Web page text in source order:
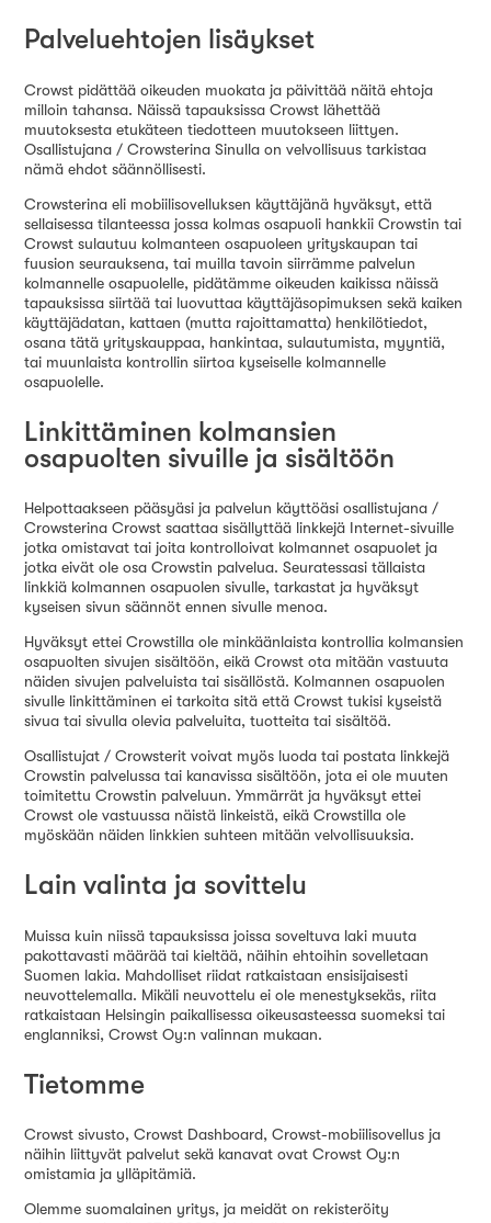
Palveluehtojen lisäykset
Crowst pidättää oikeuden muokata ja päivittää näitä ehtoja
milloin tahansa. Näissä tapauksissa Crowst lähettää
muutoksesta etukäteen tiedotteen muutokseen liittyen.
Osallistujana / Crowsterina Sinulla on velvollisuus tarkistaa
nämä ehdot säännöllisesti.
Crowsterina eli mobiilisovelluksen käyttäjänä hyväksyt, että
sellaisessa tilanteessa jossa kolmas osapuoli hankkii Crowstin tai
Crowst sulautuu kolmanteen osapuoleen yrityskaupan tai
fuusion seurauksena, tai muilla tavoin siirrämme palvelun
kolmannelle osapuolelle, pidätämme oikeuden kaikissa näissä
tapauksissa siirtää tai luovuttaa käyttäjäsopimuksen sekä kaiken
käyttäjädatan, kattaen (mutta rajoittamatta) henkilötiedot,
osana tätä yrityskauppaa, hankintaa, sulautumista, myyntiä,
tai muunlaista kontrollin siirtoa kyseiselle kolmannelle
osapuolelle.
Linkittäminen kolmansien
osapuolten sivuille ja sisältöön
Helpottaakseen pääsyäsi ja palvelun käyttöäsi osallistujana /
Crowsterina Crowst saattaa sisällyttää linkkejä Internet-sivuille
jotka omistavat tai joita kontrolloivat kolmannet osapuolet ja
jotka eivät ole osa Crowstin palvelua. Seuratessasi tällaista
linkkiä kolmannen osapuolen sivulle, tarkastat ja hyväksyt
kyseisen sivun säännöt ennen sivulle menoa.
Hyväksyt ettei Crowstilla ole minkäänlaista kontrollia kolmansien
osapuolten sivujen sisältöön, eikä Crowst ota mitään vastuuta
näiden sivujen palveluista tai sisällöstä. Kolmannen osapuolen
sivulle linkittäminen ei tarkoita sitä että Crowst tukisi kyseistä
sivua tai sivulla olevia palveluita, tuotteita tai sisältöä.
Osallistujat / Crowsterit voivat myös luoda tai postata linkkejä
Crowstin palvelussa tai kanavissa sisältöön, jota ei ole muuten
toimitettu Crowstin palveluun. Ymmärrät ja hyväksyt ettei
Crowst ole vastuussa näistä linkeistä, eikä Crowstilla ole
myöskään näiden linkkien suhteen mitään velvollisuuksia.
Lain valinta ja sovittelu
Muissa kuin niissä tapauksissa joissa soveltuva laki muuta
pakottavasti määrää tai kieltää, näihin ehtoihin sovelletaan
Suomen lakia. Mahdolliset riidat ratkaistaan ensisijaisesti
neuvottelemalla. Mikäli neuvottelu ei ole menestyksekäs, riita
ratkaistaan Helsingin paikallisessa oikeusasteessa suomeksi tai
englanniksi, Crowst Oy:n valinnan mukaan.
Tietomme
Crowst sivusto, Crowst Dashboard, Crowst-mobiilisovellus ja
näihin liittyvät palvelut sekä kanavat ovat Crowst Oy:n
omistamia ja ylläpitämiä.
Olemme suomalainen yritys, ja meidät on rekisteröity